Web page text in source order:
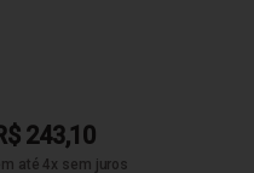
243,10
até 4x sem juros